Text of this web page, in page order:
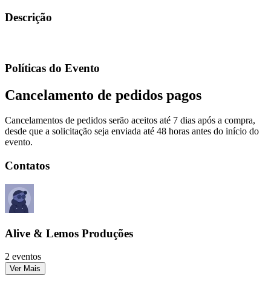
Descrição
Políticas do Evento
Cancelamento de pedidos pagos
Cancelamentos de pedidos serão aceitos até 7 dias após a compra,
desde que a solicitação seja enviada até 48 horas antes do início do
evento.
Contatos
Alive & Lemos Produções
2 eventos
Ver Mais